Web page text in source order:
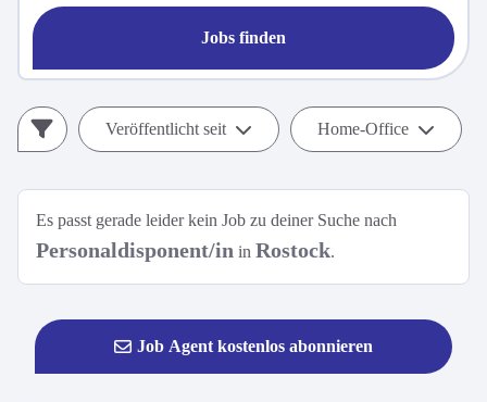
Jobs finden
Veröffentlicht seit Home-Office
Es passt gerade leider kein Job zu deiner Suche nach
Personaldisponent/in in Rostock.
Job Agent kostenlos abonnieren